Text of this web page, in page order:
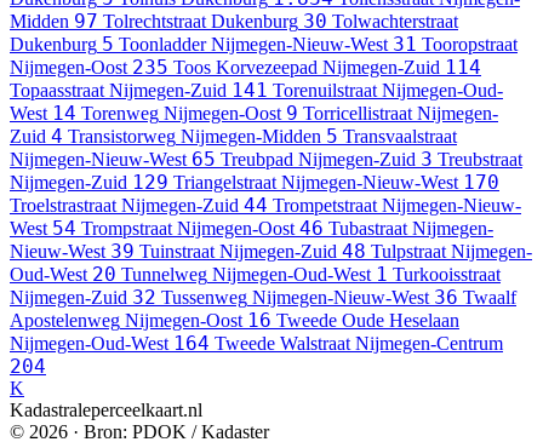
Midden 97 Tolrechtstraat Dukenburg 30 Tolwachterstraat
Dukenburg 5 Toonladder Nijmegen-Nieuw-West 31 Tooropstraat
Nijmegen-Oost 235 Toos Korvezeepad Nijmegen-Zuid 114
Topaasstraat Nijmegen-Zuid 141 Torenuilstraat Nijmegen-Oud-
West 14 Torenweg Nijmegen-Oost 9 Torricellistraat Nijmegen-
Zuid 4 Transistorweg Nijmegen-Midden 5 Transvaalstraat
Nijmegen-Nieuw-West 65 Treubpad Nijmegen-Zuid 3 Treubstraat
Nijmegen-Zuid 129 Triangelstraat Nijmegen-Nieuw-West 170
Troelstrastraat Nijmegen-Zuid 44 Trompetstraat Nijmegen-Nieuw-
West 54 Trompstraat Nijmegen-Oost 46 Tubastraat Nijmegen-
Nieuw-West 39 Tuinstraat Nijmegen-Zuid 48 Tulpstraat Nijmegen-
Oud-West 20 Tunnelweg Nijmegen-Oud-West 1 Turkooisstraat
Nijmegen-Zuid 32 Tussenweg Nijmegen-Nieuw-West 36 Twaalf
Apostelenweg Nijmegen-Oost 16 Tweede Oude Heselaan
Nijmegen-Oud-West 164 Tweede Walstraat Nijmegen-Centrum
204
K
Kadastraleperceelkaart.nl
© 2026 · Bron: PDOK / Kadaster